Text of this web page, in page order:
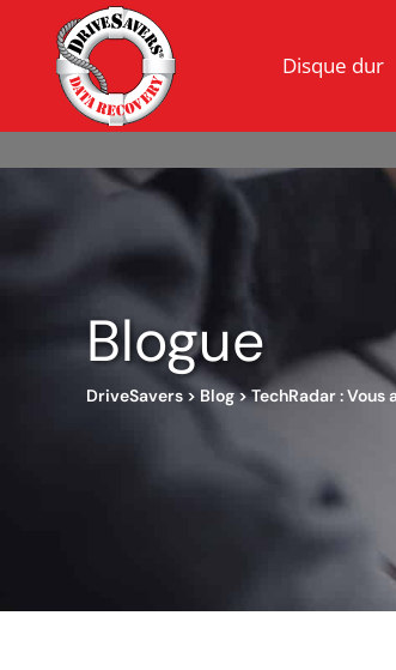
Disque dur
Blogue
DriveSavers > Blog>TechRadar :